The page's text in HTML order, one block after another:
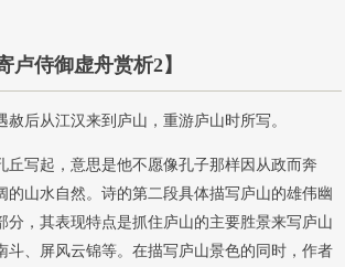
卢侍御虚舟赏析2】
赦后从江汉来到庐山，重游庐山时所写。
丘写起，意思是他不愿像孔子那样因从政而奔
的山水自然。诗的第二段具体描写庐山的雄伟幽
分，其表现特点是抓住庐山的主要胜景来写庐山
斗、屏风云锦等。在描写庐山景色的同时，作者